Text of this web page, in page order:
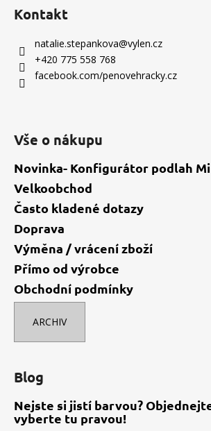
Kontakt
natalie.stepankova@vylen.cz
+420 775 558 768
facebook.com/penovehracky.cz
Vše o nákupu
Novinka- Konfigurátor podlah
Velkoobchod
Často kladené dotazy
Doprava
Výměna / vrácení zboží
Přímo od výrobce
Obchodní podmínky
ARCHIV
Blog
Nejste si jistí barvou?
vyberte tu pravou!